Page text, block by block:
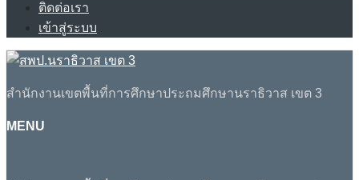
ติดต่อเรา
เข้าสู่ระบบ
สำนักงานเขตพื้นที่การศึกษาประถมศึกษานราธิวาส เขต 3
MENU